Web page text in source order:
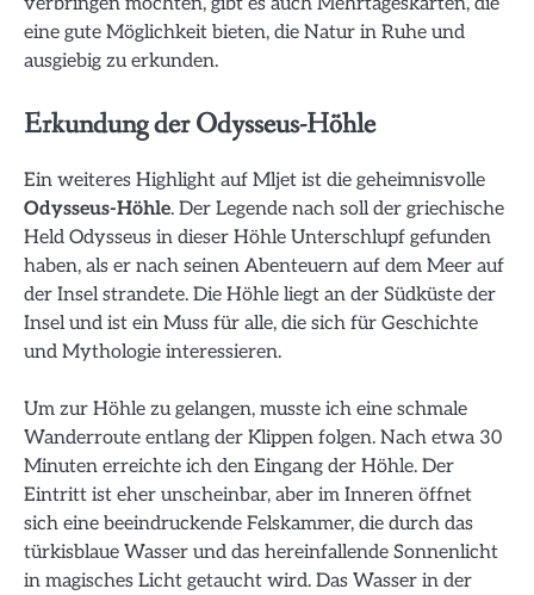
eine gute Möglichkeit bieten, die Natur in Ruhe und
ausgiebig zu erkunden.
Erkundung der Odysseus-Höhle
Ein weiteres Highlight auf Mljet ist die geheimnisvolle
Odysseus-Höhle. Der Legende nach soll der griechische
Held Odysseus in dieser Höhle Unterschlupf gefunden
haben, als er nach seinen Abenteuern auf dem Meer auf
der Insel strandete. Die Höhle liegt an der Südküste der
Insel und ist ein Muss für alle, die sich für Geschichte
und Mythologie interessieren.
Um zur Höhle zu gelangen, musste ich eine schmale
Wanderroute entlang der Klippen folgen. Nach etwa 30
Minuten erreichte ich den Eingang der Höhle. Der
Eintritt ist eher unscheinbar, aber im Inneren öffnet
sich eine beeindruckende Felskammer, die durch das
türkisblaue Wasser und das hereinfallende Sonnenlicht
in magisches Licht getaucht wird. Das Wasser in der